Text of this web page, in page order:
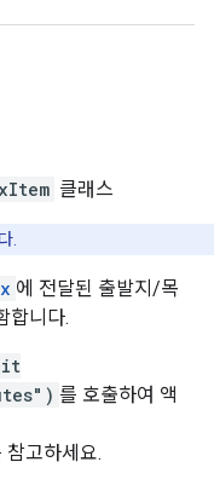
클래스
.
에 전달된 출발지/목
합니다.
를 호출하여 액
참고하세요.